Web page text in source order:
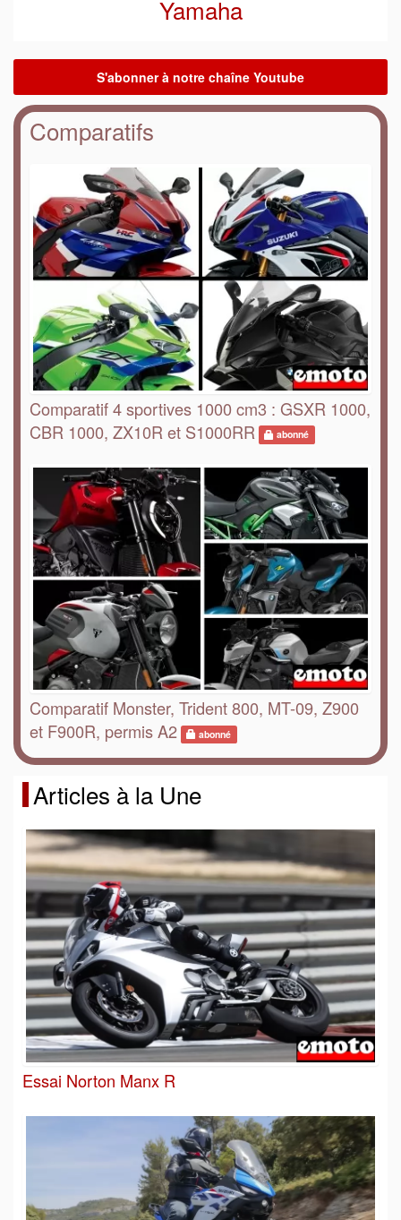
Yamaha
Comparatifs
Comparatif 4 sportives 1000 cm3 : GSXR 1000,
CBR 1000, ZX10R et S1000RR
abonné
Comparatif Monster, Trident 800, MT-09, Z900
et F900R, permis A2
abonné
Articles à la Une
Essai Norton Manx R